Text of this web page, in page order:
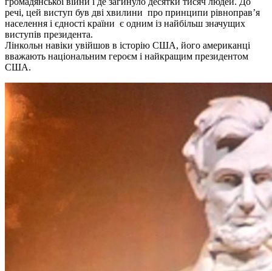
речі, цей виступ був дві хвилини про принципи рівноправ’я
населення і єдності країни є одним із найбільш значущих
виступів президента.
Лінкольн навіки увійшов в історію США, його американці
вважають національним героєм і найкращим президентом
США.